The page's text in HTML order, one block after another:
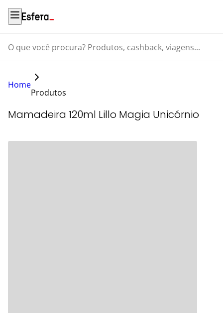
O que você procura? Produtos, cashback, viagens...
Home
Produtos
Mamadeira 120ml Lillo Magia Unicórnio